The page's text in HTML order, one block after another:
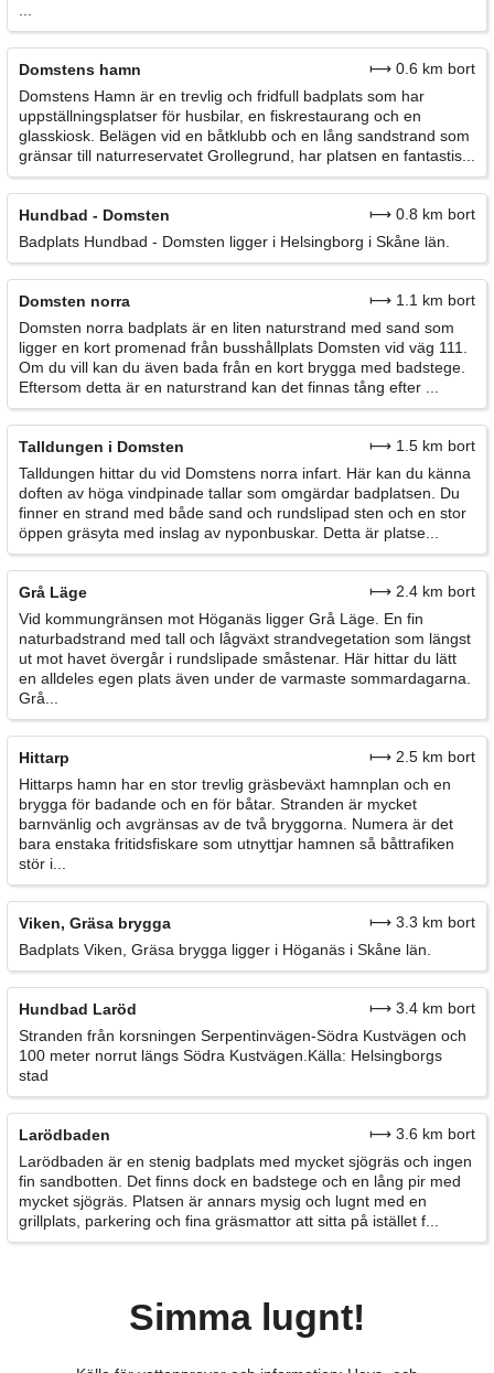
Domstens hamn
⟼ 0.6 km bort
Domstens Hamn är en trevlig och fridfull badplats som har
uppställningsplatser för husbilar, en fiskrestaurang och en
glasskiosk. Belägen vid en båtklubb och en lång sandstrand som
gränsar till naturreservatet Grollegrund, har platsen en fantastis...
Hundbad - Domsten
⟼ 0.8 km bort
Badplats Hundbad - Domsten ligger i Helsingborg i Skåne län.
Domsten norra
⟼ 1.1 km bort
Domsten norra badplats är en liten naturstrand med sand som
ligger en kort promenad från busshållplats Domsten vid väg 111.
Om du vill kan du även bada från en kort brygga med badstege.
Eftersom detta är en naturstrand kan det finnas tång efter ...
Talldungen i Domsten
⟼ 1.5 km bort
Talldungen hittar du vid Domstens norra infart. Här kan du känna
doften av höga vindpinade tallar som omgärdar badplatsen. Du
finner en strand med både sand och rundslipad sten och en stor
öppen gräsyta med inslag av nyponbuskar. Detta är platse...
Grå Läge
⟼ 2.4 km bort
Vid kommungränsen mot Höganäs ligger Grå Läge. En fin
naturbadstrand med tall och lågväxt strandvegetation som längst
ut mot havet övergår i rundslipade småstenar. Här hittar du lätt
en alldeles egen plats även under de varmaste sommardagarna.
Grå...
Hittarp
⟼ 2.5 km bort
Hittarps hamn har en stor trevlig gräsbeväxt hamnplan och en
brygga för badande och en för båtar. Stranden är mycket
barnvänlig och avgränsas av de två bryggorna. Numera är det
bara enstaka fritidsfiskare som utnyttjar hamnen så båttrafiken
stör i...
Viken, Gräsa brygga
⟼ 3.3 km bort
Badplats Viken, Gräsa brygga ligger i Höganäs i Skåne län.
Hundbad Laröd
⟼ 3.4 km bort
Stranden från korsningen Serpentinvägen-Södra Kustvägen och
100 meter norrut längs Södra Kustvägen.Källa: Helsingborgs
stad
Larödbaden
⟼ 3.6 km bort
Larödbaden är en stenig badplats med mycket sjögräs och ingen
fin sandbotten. Det finns dock en badstege och en lång pir med
mycket sjögräs. Platsen är annars mysig och lugnt med en
grillplats, parkering och fina gräsmattor att sitta på istället f...
Simma lugnt!